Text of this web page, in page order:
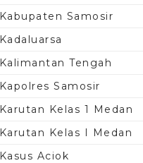
Kabupaten Samosir
Kadaluarsa
Kalimantan Tengah
Kapolres Samosir
Karutan Kelas 1 Medan
Karutan Kelas I Medan
Kasus Aciok